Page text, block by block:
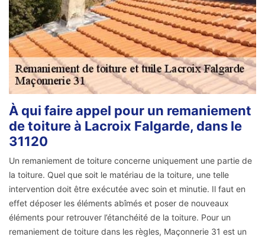
À qui faire appel pour un remaniement
de toiture à Lacroix Falgarde, dans le
31120
Un remaniement de toiture concerne uniquement une partie de
la toiture. Quel que soit le matériau de la toiture, une telle
intervention doit être exécutée avec soin et minutie. Il faut en
effet déposer les éléments abîmés et poser de nouveaux
éléments pour retrouver l’étanchéité de la toiture. Pour un
remaniement de toiture dans les règles, Maçonnerie 31 est un